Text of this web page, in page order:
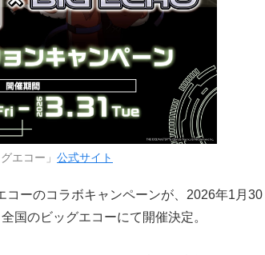
エコー」 公式サイト
コーのコラボキャンペーンが、2026年1月30
国のビッグエコーにて開催決定。